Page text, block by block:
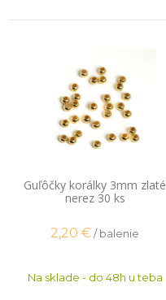
Guľôčky korálky 3mm zlaté
nerez 30 ks
2,20 €/ balenie
Na sklade - do 48h u teba